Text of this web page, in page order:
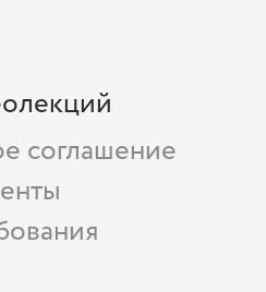
соглашение